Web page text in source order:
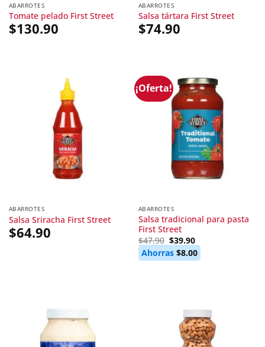
ABARROTES
Tomate pelado First Street
$130.90
ABARROTES
Salsa tártara First Street
$74.90
ABARROTES
Salsa Sriracha First Street
$64.90
¡Oferta!
ABARROTES
Salsa tradicional para pasta
First Street
$47.90 Original
price
was:
$47.90.
$39.90Current
price
is:
$39.90.
Ahorras $8.00